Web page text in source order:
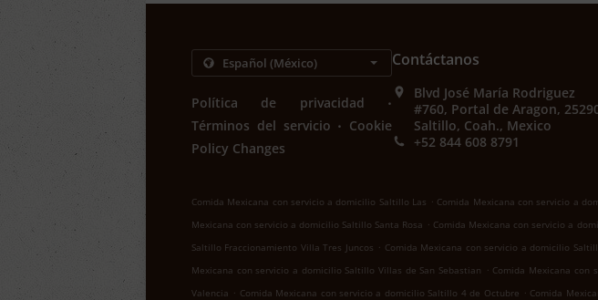
Política de privacidad .
Términos del servicio . Cookie
Policy Changes
Contáctanos
Blvd José María Rodriguez
#760, Portal de Aragon,
Saltillo, Coah., Mexico
+52 844 608 8791
Comida Mexicana con servicio a domicilio Saltillo Las . Comida Mexicana con servicio a
Mexicana con servicio a domicilio Saltillo Santa Rosa . Comida Mexicana con servicio a
Saltillo Fraccionamiento Villa Tres Juncos . Comida Mexicana con servicio a domicilio
Mexicana con servicio a domicilio Saltillo Villas de San Sebastian . Comida Mexicana con
Valencia . Comida Mexicana con servicio a domicilio Saltillo 4 de Octubre . Comida